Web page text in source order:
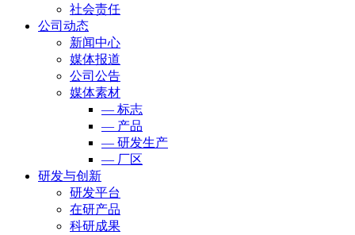
社会责任
公司动态
新闻中心
媒体报道
公司公告
媒体素材
— 标志
— 产品
— 研发生产
— 厂区
研发与创新
研发平台
在研产品
科研成果